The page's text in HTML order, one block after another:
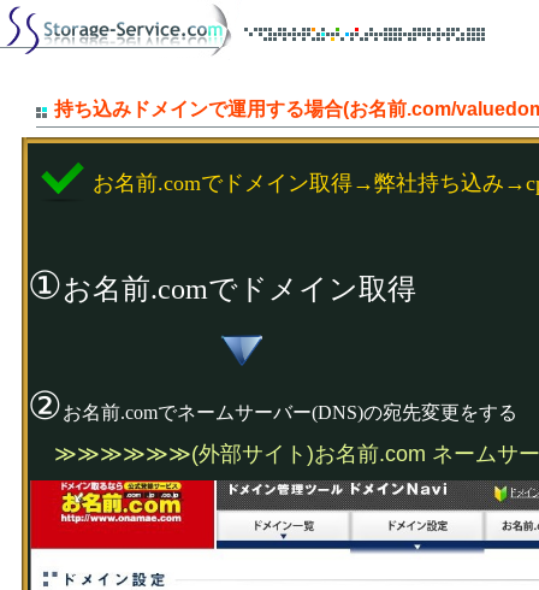
持ち込みドメインで運用する場合(お名前.com/
お名前.comでドメイン取得→弊社持ち込み
①お名前.comでドメイン取得
②お名前.comでネームサーバー(DNS)の宛先変更をする
≫≫≫≫≫≫(外部サイト)お名前.com ネームサ